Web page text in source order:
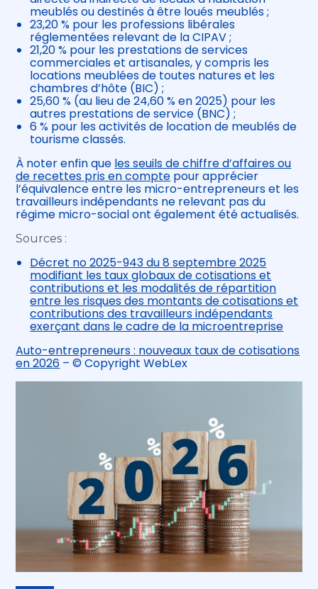
meublés ou destinés à être loués meublés ;
23,20 % pour les professions libérales
réglementées relevant de la CIPAV ;
21,20 % pour les prestations de services
commerciales et artisanales, y compris les
locations meublées de toutes natures et les
chambres d’hôte (BIC) ;
25,60 % (au lieu de 24,60 % en 2025) pour les
autres prestations de service (BNC) ;
6 % pour les activités de location de meublés de
tourisme classés.
À noter enfin que les seuils de chiffre d’affaires ou
de recettes pris en compte pour apprécier
l’équivalence entre les micro-entrepreneurs et les
travailleurs indépendants ne relevant pas du
régime micro-social ont également été actualisés.
Sources :
Décret no 2025-943 du 8 septembre 2025
modifiant les taux globaux de cotisations et
contributions et les modalités de répartition
entre les risques des montants de cotisations et
contributions des travailleurs indépendants
exerçant dans le cadre de la microentreprise
Auto-entrepreneurs : nouveaux taux de cotisations
en 2026 – © Copyright WebLex